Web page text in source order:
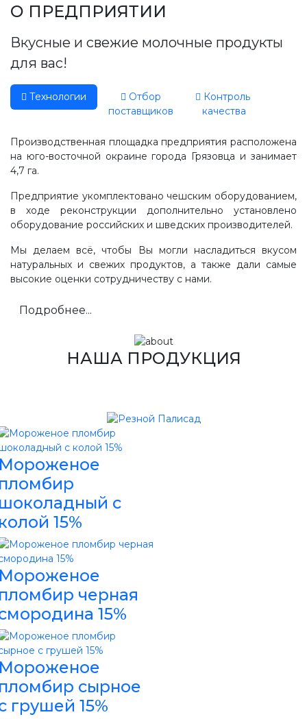
(81755) 2-10-14
Контакты отделов
О ПРЕДПРИЯТИИ
Вкусные и свежие молочные продукты
для вас!
Технологии
Отбор
поставщиков
Контроль
качества
Производственная площадка предприятия расположена
на юго-восточной окраине города Грязовца и занимает
4,7 га.
Предприятие укомплектовано чешским оборудованием,
в ходе реконструкции дополнительно установлено
оборудование российских и шведских производителей.
Мы делаем всё, чтобы Вы могли насладиться вкусом
натуральных и свежих продуктов, а также дали самые
высокие оценки сотрудничеству с нами.
Подробнее...
НАША ПРОДУКЦИЯ
с
15%
черная
15%
сырное
грушей 15%